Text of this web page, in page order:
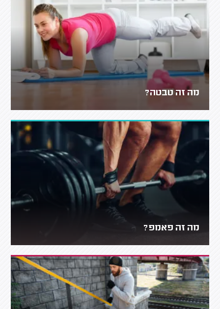
מה זה טבטה?
מה זה פאמפ?